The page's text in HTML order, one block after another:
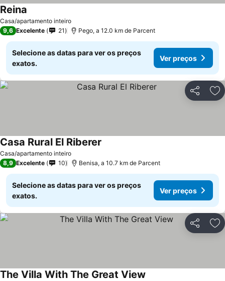
Casa/apartamento inteiro
Reina
9,6 Excelente 21 Pego, a 12.0 km de Parcent
Selecione as datas para ver os preços
exatos.
Ver preços
Partilhar
Casa/apartamento inteiro
Casa Rural El Riberer
8,9 Excelente 10 Benisa, a 10.7 km de Parcent
Selecione as datas para ver os preços
exatos.
Ver preços
Partilhar
The Villa With The Great View